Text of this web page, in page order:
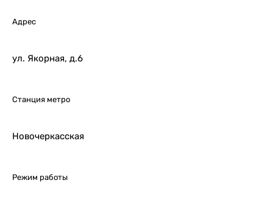
Адрес
ул. Якорная, д.6
Станция метро
Новочеркасская
Режим работы